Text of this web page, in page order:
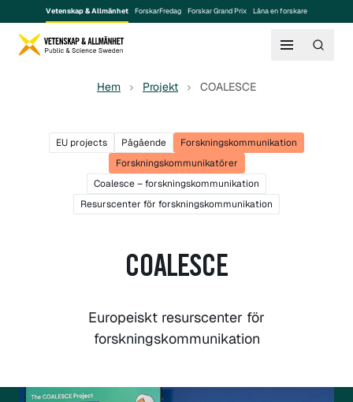
Vetenskap & Allmänhet ForskarFredag Forskar Grand Prix Låna en forskare
Hem Projekt COALESCE
EU projects Pågående
Forskningskommunikation
Forskningskommunikatörer
Coalesce – forskningskommunikation
Resurscenter för forskningskommunikation
COALESCE
Europeiskt resurscenter för
forskningskommunikation